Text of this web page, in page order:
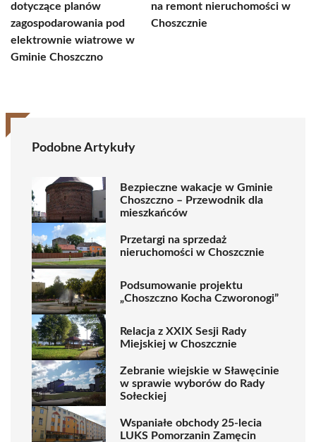
dotyczące planów
zagospodarowania pod
elektrownie wiatrowe w
Gminie Choszczno
na remont nieruchomości w
Choszcznie
Podobne Artykuły
Bezpieczne wakacje w Gminie
Choszczno – Przewodnik dla
mieszkańców
Przetargi na sprzedaż
nieruchomości w Choszcznie
Podsumowanie projektu
„Choszczno Kocha Czworonogi”
Relacja z XXIX Sesji Rady
Miejskiej w Choszcznie
Zebranie wiejskie w Sławęcinie
w sprawie wyborów do Rady
Sołeckiej
Wspaniałe obchody 25-lecia
LUKS Pomorzanin Zamęcin